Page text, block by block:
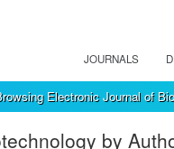
JOURNALS
Electronic Journal of
by